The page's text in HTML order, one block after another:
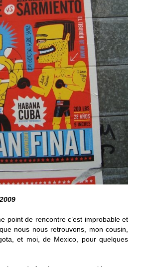
point de rencontre c’est improbable et
nous nous retrouvons, mon cousin,
et moi, de Mexico, pour quelques